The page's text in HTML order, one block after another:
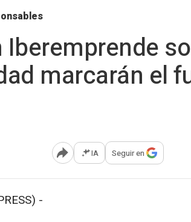
Iberemprende
marcarán el
Abrir opciones para compartir
IA Seguir en
-